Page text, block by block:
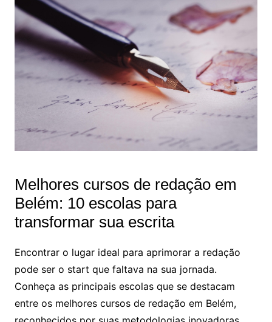
Melhores cursos de redação em
Belém: 10 escolas para
transformar sua escrita
Encontrar o lugar ideal para aprimorar a redação
pode ser o start que faltava na sua jornada.
Conheça as principais escolas que se destacam
entre os melhores cursos de redação em Belém,